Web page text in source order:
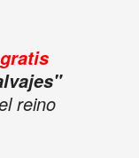
reino